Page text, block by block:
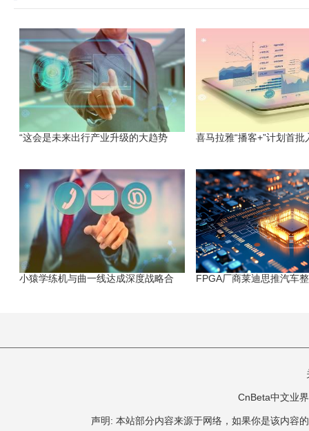
“这会是未来出行产业升级的大趋势 喜马拉雅“播客+”计划首批
小猿学练机与曲一线达成深度战略合 FPGA厂商莱迪思推汽车
CnBeta中文业
声明: 本站部分内容来源于网络，如果你是该内容